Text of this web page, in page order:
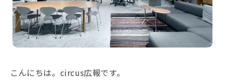
こんにちは。circus広報です。